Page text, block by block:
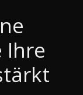
Ihre